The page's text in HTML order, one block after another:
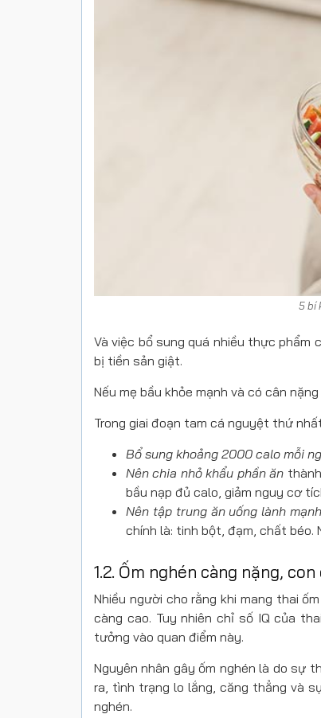
5 bí
Và việc bổ sung quá nhiều thực
bị tiền sản giật.
Nếu mẹ bầu khỏe mạnh và có cân
Trong giai đoạn tam cá nguyệt thứ
Bổ sung khoảng 2000 calo mỗi
Nên chia nhỏ khẩu phần ăn
bầu nạp đủ calo, giảm nguy cơ
Nên tập trung ăn uống lành mạnh
chính là: tinh bột, đạm, chất béo.
1.2. Ốm nghén càng nặng,
Nhiều người cho rằng khi mang thai
càng cao. Tuy nhiên chỉ số IQ của
tưởng vào quan điểm này.
Nguyên nhân gây ốm nghén là do sự
ra, tình trạng lo lắng, căng thẳng và
nghén.